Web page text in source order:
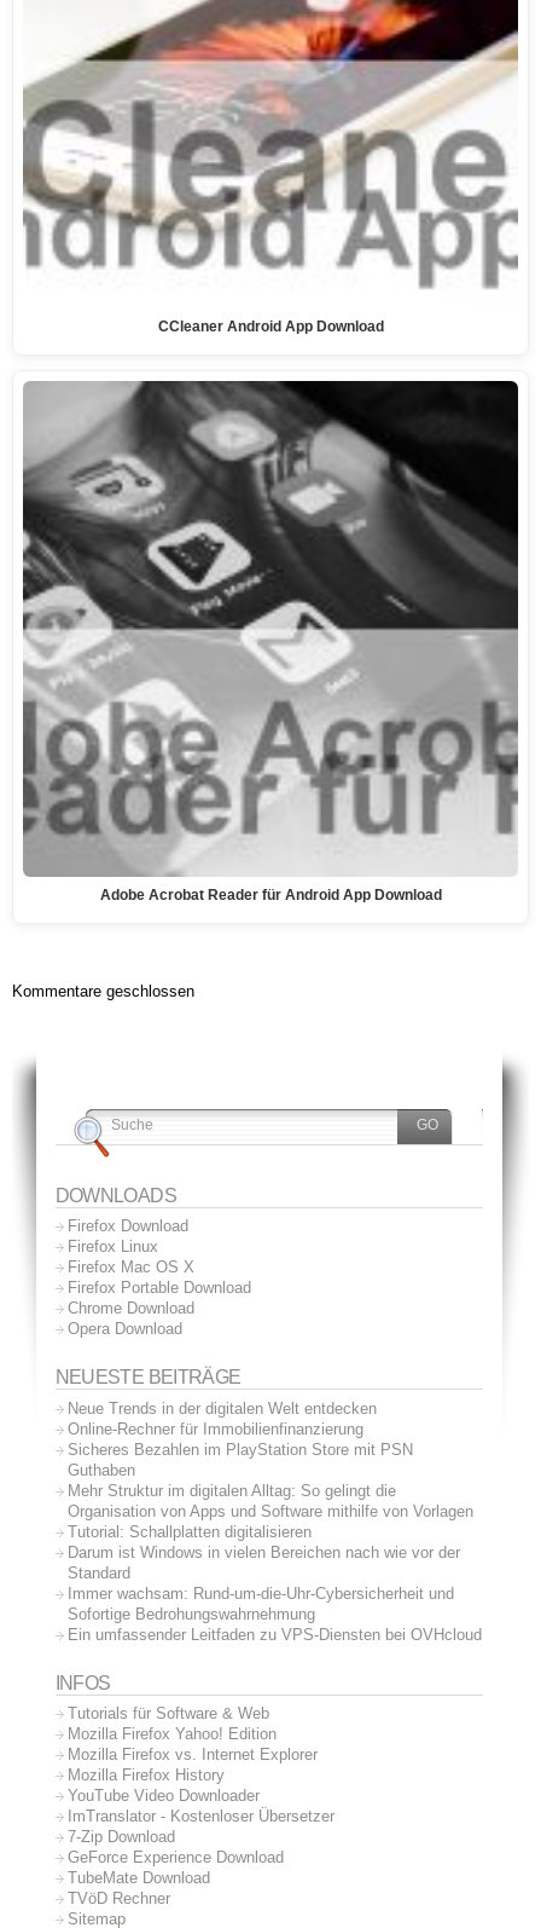
CCleaner Android App Download
Adobe Acrobat Reader für Android App Download
Kommentare geschlossen
DOWNLOADS
Firefox Download
Firefox Linux
Firefox Mac OS X
Firefox Portable Download
Chrome Download
Opera Download
NEUESTE BEITRÄGE
Neue Trends in der digitalen Welt entdecken
Online-Rechner für Immobilienfinanzierung
Sicheres Bezahlen im PlayStation Store mit PSN
Guthaben
Mehr Struktur im digitalen Alltag: So gelingt die
Organisation von Apps und Software mithilfe von Vorlagen
Tutorial: Schallplatten digitalisieren
Darum ist Windows in vielen Bereichen nach wie vor der
Standard
Immer wachsam: Rund-um-die-Uhr-Cybersicherheit und
Sofortige Bedrohungswahrnehmung
Ein umfassender Leitfaden zu VPS-Diensten bei OVHcloud
INFOS
Tutorials für Software & Web
Mozilla Firefox Yahoo! Edition
Mozilla Firefox vs. Internet Explorer
Mozilla Firefox History
YouTube Video Downloader
ImTranslator - Kostenloser Übersetzer
7-Zip Download
GeForce Experience Download
TubeMate Download
TVöD Rechner
Sitemap